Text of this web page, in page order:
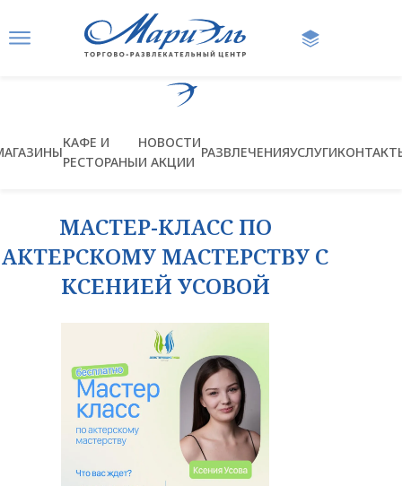
Ссылка на главную страницу
КАФЕ И
РЕСТОРАНЫ
НОВОСТИ
И АКЦИИ
РАЗВЛЕЧЕНИЯУСЛУГИ
МАСТЕР-КЛАСС ПО
АКТЕРСКОМУ МАСТЕРСТВУ С
КСЕНИЕЙ УСОВОЙ